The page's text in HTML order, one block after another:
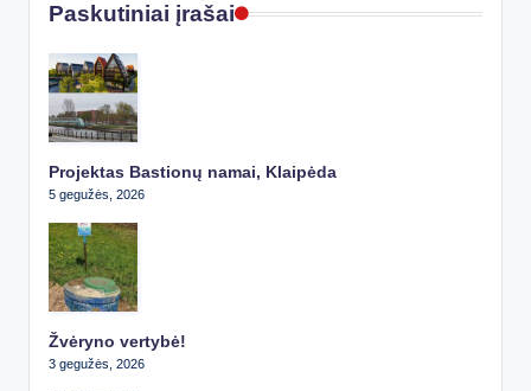
Paskutiniai įrašai
Projektas Bastionų namai, Klaipėda
5 gegužės, 2026
Žvėryno vertybė!
3 gegužės, 2026